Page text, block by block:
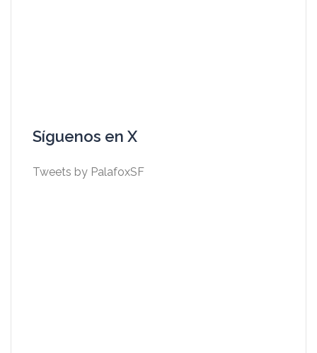
Síguenos en X
Tweets by PalafoxSF